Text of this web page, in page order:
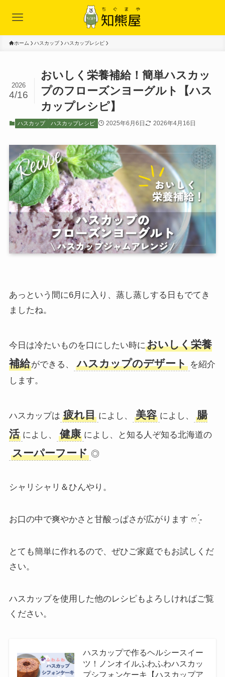
ホーム ハスカップ ハスカップレシピ
おいしく栄養補給！簡単ハスカッ
プのフローズンヨーグルト【ハス
カップレシピ】
2026
4/16
ハスカップ ハスカップレシピ 2025年6月6日 2026年4月16日
あっという間に6月に入り、蒸し蒸しする日もでてき
ましたね。
今日は冷たいものを口にしたい時においしく栄養
補給ができる、 ハスカップのデザート を紹介
します。
ハスカップは 疲れ目 によし、 美容 によし、
腸
活 によし、 健康 によし、と知る人ぞ知る北海道の
スーパーフード ◎
シャリシャリ＆ひんやり。
お口の中で爽やかさと甘酸っぱさが広がります ෆ ̖́-
とても簡単に作れるので、ぜひご家庭でもお試しくだ
さい。
ハスカップを使用した他のレシピもよろしければご覧
ください。
ハスカップで作るヘルシースイー
ツ！ノンオイルふわふわハスカッ
プシフォンケーキ【ハスカップア